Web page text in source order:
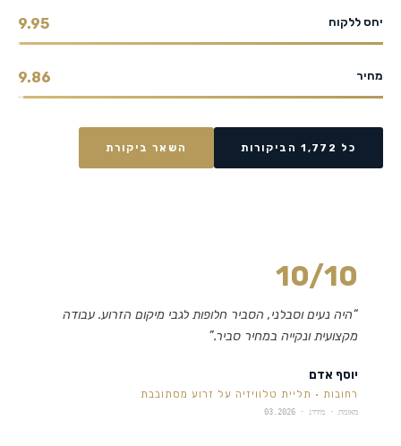
יחס ללקוח 9.95
מחיר 9.86
כל 1,772 הביקורות השאר ביקורת
10/10
“היה נעים וסבלני, הסביר חלופות לגבי מיקום הזרוע. עבודה
מקצועית ונקייה במחיר סביר.”
יוסף אדם
רחובות · תליית טלוויזיה על זרוע מסתובבת
מאומת · מידרג · 03.2026